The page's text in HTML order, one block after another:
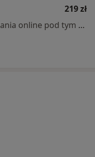
219 zł
Specjalista nie oferuje umawiania online pod tym adresem.